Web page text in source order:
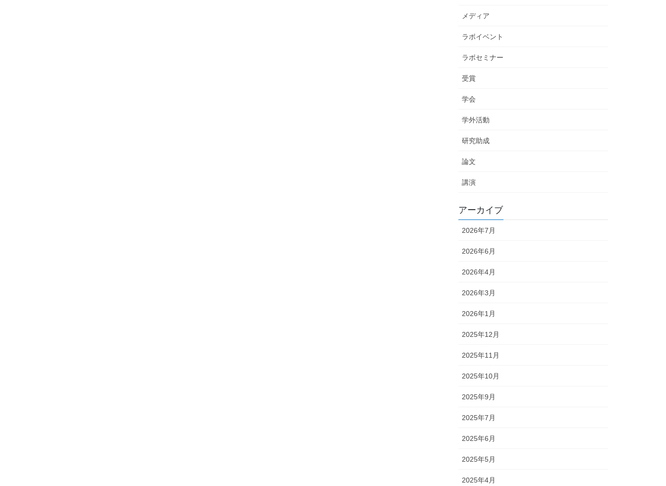
メディア
ラボイベント
ラボセミナー
受賞
学会
学外活動
研究助成
論文
講演
アーカイブ
2026年7月
2026年6月
2026年4月
2026年3月
2026年1月
2025年12月
2025年11月
2025年10月
2025年9月
2025年7月
2025年6月
2025年5月
2025年4月